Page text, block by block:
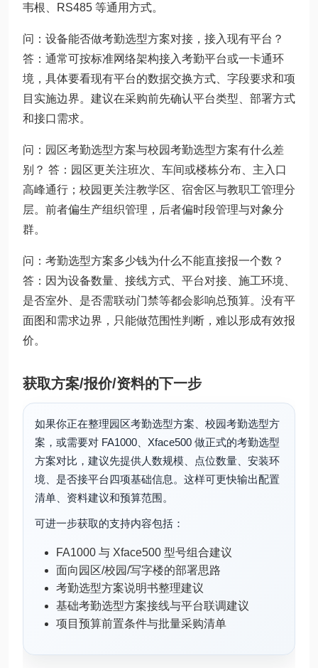
韦根、RS485 等通用方式。
问：设备能否做考勤选型方案对接，接入现有平台？
答：通常可按标准网络架构接入考勤平台或一卡通环
境，具体要看现有平台的数据交换方式、字段要求和项
目实施边界。建议在采购前先确认平台类型、部署方式
和接口需求。
问：园区考勤选型方案与校园考勤选型方案有什么差
别？ 答：园区更关注班次、车间或楼栋分布、主入口
高峰通行；校园更关注教学区、宿舍区与教职工管理分
层。前者偏生产组织管理，后者偏时段管理与对象分
群。
问：考勤选型方案多少钱为什么不能直接报一个数？
答：因为设备数量、接线方式、平台对接、施工环境、
是否室外、是否需联动门禁等都会影响总预算。没有平
面图和需求边界，只能做范围性判断，难以形成有效报
价。
获取方案/报价/资料的下一步
如果你正在整理园区考勤选型方案、校园考勤选型方
案，或需要对 FA1000、Xface500 做正式的考勤选型
方案对比，建议先提供人数规模、点位数量、安装环
境、是否接平台四项基础信息。这样可更快输出配置
清单、资料建议和预算范围。
可进一步获取的支持内容包括：
FA1000 与 Xface500 型号组合建议
面向园区/校园/写字楼的部署思路
考勤选型方案说明书整理建议
基础考勤选型方案接线与平台联调建议
项目预算前置条件与批量采购清单